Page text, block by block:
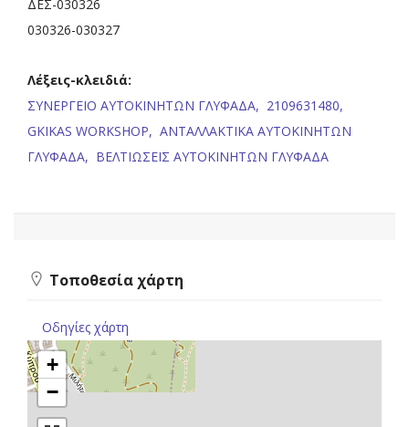
ΔΕΣ-030326
030326-030327
Λέξεις-κλειδιά:
ΣΥΝΕΡΓΕΙΟ ΑΥΤΟΚΙΝΗΤΩΝ ΓΛΥΦΑΔΑ, 2109631480,
GKIKAS WORKSHOP, ΑΝΤΑΛΛΑΚΤΙΚΑ ΑΥΤΟΚΙΝΗΤΩΝ
ΓΛΥΦΑΔΑ, ΒΕΛΤΙΩΣΕΙΣ ΑΥΤΟΚΙΝΗΤΩΝ ΓΛΥΦΑΔΑ
Τοποθεσία χάρτη
Οδηγίες χάρτη
+
−